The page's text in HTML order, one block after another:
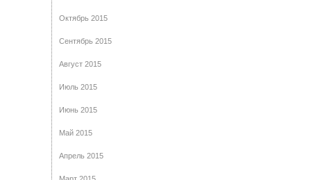
Октябрь 2015
Сентябрь 2015
Август 2015
Июль 2015
Июнь 2015
Май 2015
Апрель 2015